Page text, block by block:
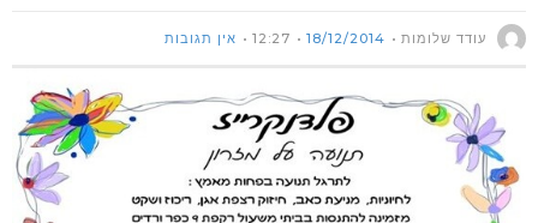
עודד שלומות 18/12/2014
12:27 אין תגובות